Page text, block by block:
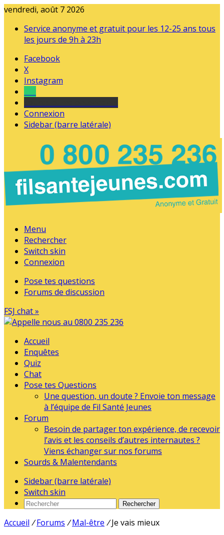
vendredi, août 7 2026
Service anonyme et gratuit pour les 12-25 ans tous
les jours de 9h à 23h
Facebook
X
Instagram
Connexion
Sidebar (barre latérale)
Menu
Rechercher
Switch skin
Connexion
Pose tes questions
Forums de discussion
FSJ chat »
Accueil
Enquêtes
Quiz
Chat
Pose tes Questions
Une question, un doute ? Envoie ton message
à l’équipe de Fil Santé Jeunes
Forum
Besoin de partager ton expérience, de recevoir
l’avis et les conseils d’autres internautes ?
Viens échanger sur nos forums
Sourds & Malentendants
Sidebar (barre latérale)
Switch skin
Rechercher
Accueil / Forums / Mal-être / Je vais mieux